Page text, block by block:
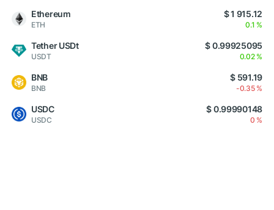
Ethereum
ETH
$ 1 915.12
0.1 %
Tether USDt
USDT
$ 0.99925095
0.02 %
BNB
BNB
$ 591.19
-0.35 %
USDC
USDC
$ 0.99990148
0 %